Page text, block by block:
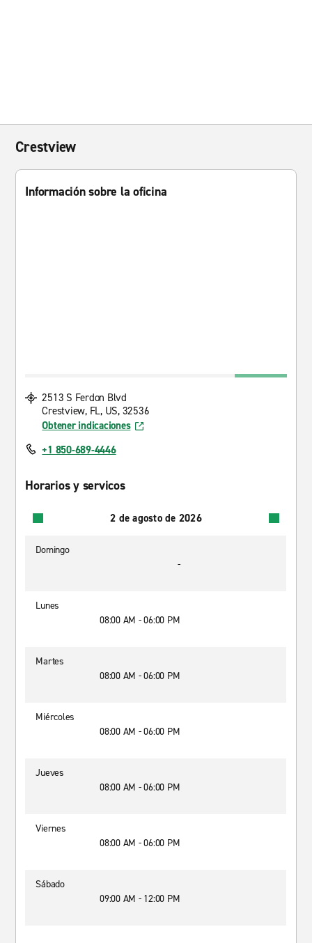
Crestview
Información sobre la oficina
2513 S Ferdon Blvd
Crestview, FL, US, 32536
Obtener indicaciones
+1 850-689-4446
Horarios y servicos
2 de agosto de 2026
Domingo
-
Lunes
08:00 AM - 06:00 PM
Martes
08:00 AM - 06:00 PM
Miércoles
08:00 AM - 06:00 PM
Jueves
08:00 AM - 06:00 PM
Viernes
08:00 AM - 06:00 PM
Sábado
09:00 AM - 12:00 PM